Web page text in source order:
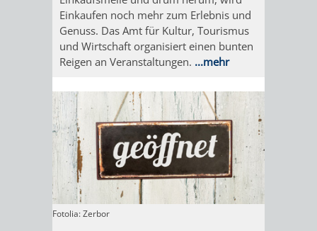
ET
RISSET
ORTSVEREINE
GESCHICHTE
Einkaufen noch mehr zum Erlebnis und
Genuss. Das Amt für Kultur, Tourismus
und Wirtschaft organisiert einen bunten
Reigen an Veranstaltungen. ...mehr
Fotolia: Zerbor